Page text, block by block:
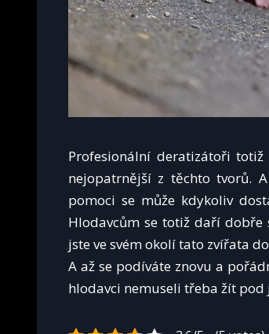
Profesionální deratizátoři
nejopatrnější z těchto tvorů.
pomoci se může kdykoliv
Hlodavcům se totiž daří dobře
jste ve svém okolí tato zvířata
A až se podíváte znovu a
hlodavci nemuseli třeba žít pod